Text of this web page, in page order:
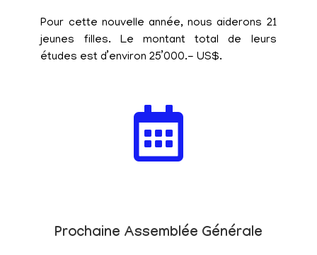
Pour cette nouvelle année, nous aiderons 21
jeunes filles. Le montant total de leurs
études est d’environ 25’000.- US$.
Prochaine Assemblée Générale